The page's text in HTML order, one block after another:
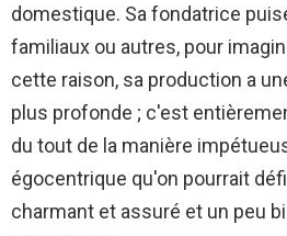
domestique. Sa fondatrice
familiaux ou autres, pour
cette raison, sa production a
plus profonde ; c'est
du tout de la manière
égocentrique qu'on pourrait
charmant et assuré et un peu